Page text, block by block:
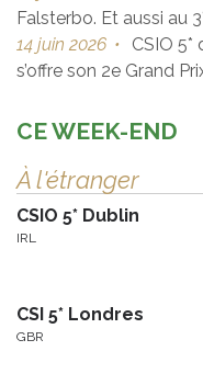
Falsterbo. Et aussi au
14 juin 2026 •
CSIO 5*
s’offre son 2e Grand
CE WEEK-END
À l'étranger
CSIO 5* Dublin
IRL
CSI 5* Londres
GBR